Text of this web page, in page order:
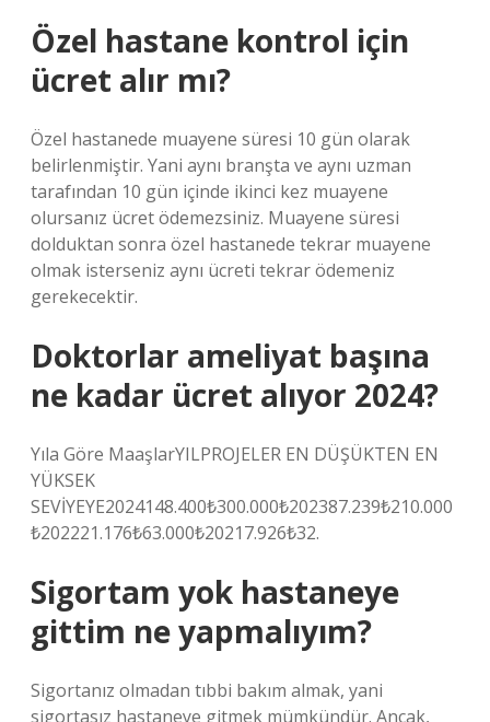
Özel hastane kontrol için
ücret alır mı?
Özel hastanede muayene süresi 10 gün olarak
belirlenmiştir. Yani aynı branşta ve aynı uzman
tarafından 10 gün içinde ikinci kez muayene
olursanız ücret ödemezsiniz. Muayene süresi
dolduktan sonra özel hastanede tekrar muayene
olmak isterseniz aynı ücreti tekrar ödemeniz
gerekecektir.
Doktorlar ameliyat başına
ne kadar ücret alıyor 2024?
Yıla Göre MaaşlarYILPROJELER EN DÜŞÜKTEN EN
YÜKSEK
SEVİYEYE2024148.400₺300.000₺202387.239₺210.000
₺202221.176₺63.000₺20217.926₺32.
Sigortam yok hastaneye
gittim ne yapmalıyım?
Sigortanız olmadan tıbbi bakım almak, yani
sigortasız hastaneye gitmek mümkündür. Ancak,